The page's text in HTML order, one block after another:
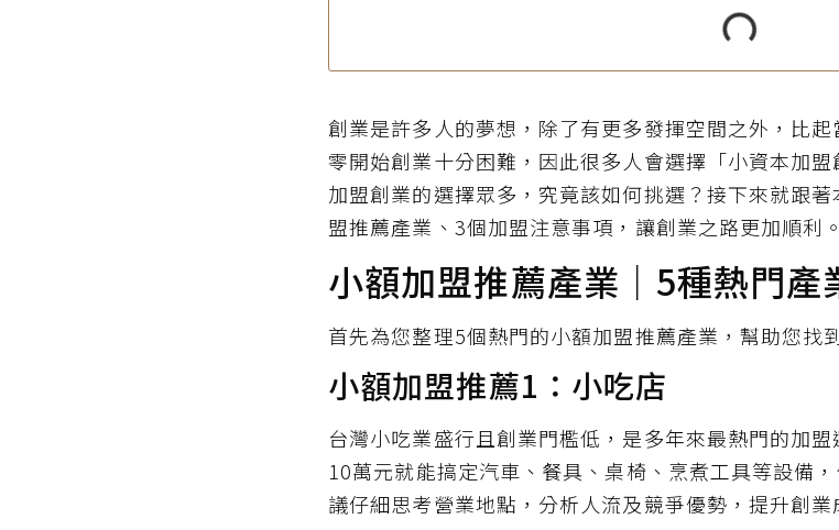
創業是許多人的夢想，除了有更多發揮空間之外，比
零開始創業十分困難，因此很多人會選擇「小資本加
加盟創業的選擇眾多，究竟該如何挑選？接下來就跟
盟推薦產業、3個加盟注意事項，讓創業之路更加順利。
小額加盟推薦產業｜5種熱門產
首先為您整理5個熱門的小額加盟推薦產業，幫助您找
小額加盟推薦1：小吃店
台灣小吃業盛行且創業門檻低，是多年來最熱門的加
10萬元就能搞定汽車、餐具、桌椅、烹煮工具等設備
議仔細思考營業地點，分析人流及競爭優勢，提升創業